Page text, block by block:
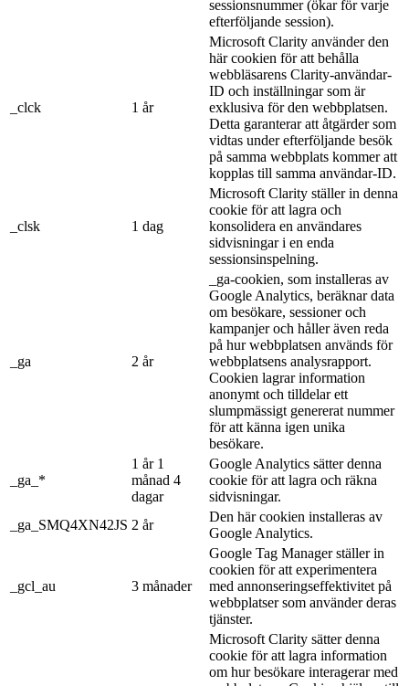
sessionsnummer (ökar för varje
efterföljande session).
_clck 1 år
Microsoft Clarity använder den
här cookien för att behålla
webbläsarens Clarity-användar-
ID och inställningar som är
exklusiva för den webbplatsen.
Detta garanterar att åtgärder som
vidtas under efterföljande besök
på samma webbplats kommer att
kopplas till samma användar-ID.
_clsk 1 dag
Microsoft Clarity ställer in denna
cookie för att lagra och
konsolidera en användares
sidvisningar i en enda
sessionsinspelning.
_ga 2 år
_ga-cookien, som installeras av
Google Analytics, beräknar data
om besökare, sessioner och
kampanjer och håller även reda
på hur webbplatsen används för
webbplatsens analysrapport.
Cookien lagrar information
anonymt och tilldelar ett
slumpmässigt genererat nummer
för att känna igen unika
besökare.
_ga_*
1 år 1
månad 4
dagar
Google Analytics sätter denna
cookie för att lagra och räkna
sidvisningar.
_ga_SMQ4XN42JS 2 år
Den här cookien installeras av
Google Analytics.
_gcl_au 3 månader
Google Tag Manager ställer in
cookien för att experimentera
med annonseringseffektivitet på
webbplatser som använder deras
tjänster.
Microsoft Clarity sätter denna
cookie för att lagra information
om hur besökare interagerar med